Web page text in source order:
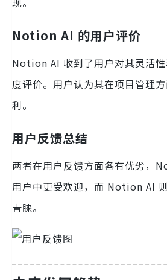
Notion AI 的用户评价
Notion AI 收到了用户对其灵活
度评价。用户认为其在项目管理
利。
用户反馈总结
两者在用户反馈方面各有优劣，
用户中更受欢迎，而 Notion AI
青睐。